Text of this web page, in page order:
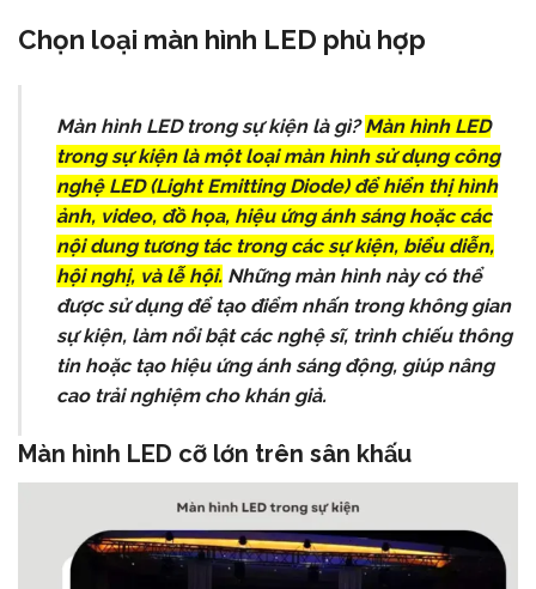
Chọn loại màn hình LED phù hợp
Màn hình LED trong sự kiện là gì? Màn hình LED
trong sự kiện là một loại màn hình sử dụng công
nghệ LED (Light Emitting Diode) để hiển thị hình
ảnh, video, đồ họa, hiệu ứng ánh sáng hoặc các
nội dung tương tác trong các sự kiện, biểu diễn,
hội nghị, và lễ hội. Những màn hình này có thể
được sử dụng để tạo điểm nhấn trong không gian
sự kiện, làm nổi bật các nghệ sĩ, trình chiếu thông
tin hoặc tạo hiệu ứng ánh sáng động, giúp nâng
cao trải nghiệm cho khán giả.
Màn hình LED cỡ lớn trên sân khấu